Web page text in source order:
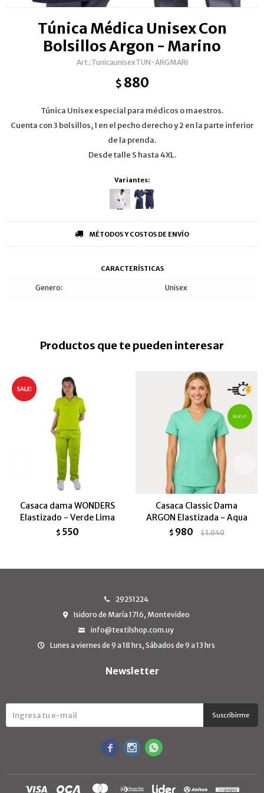
Túnica Médica Unisex Con
Bolsillos Argon - Marino
TunicaunisexTUN-ARGMARI
$ 880
Túnica Unisex especial para médicos o maestros.
Cuenta con 3 bolsillos, 1 en el pecho derecho y 2 en la parte inferior
de la prenda.
Desde talle S hasta 4XL.
Variantes:
MÉTODOS Y COSTOS DE ENVÍO
CARACTERÍSTICAS
Genero Unisex
Productos que te pueden interesar
Casaca dama WONDERS
Elastizado - Verde Lima
$ 550
Casaca Classic Dama
ARGON Elastizada - Aqua
$ 980 $1.040
29251224
Isidoro de María 1716, Montevideo
info@textilshop.com.uy
Lunes a viernes de 9 a 18 hrs, Sábados de 9 a 13 hrs
Newsletter
Suscribirme
  